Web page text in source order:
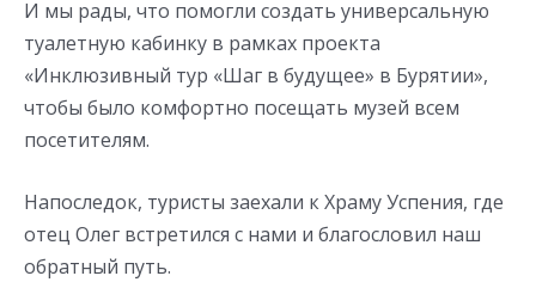
И мы рады, что помогли создать универсальную
туалетную кабинку в рамках проекта
«Инклюзивный тур «Шаг в будущее» в Бурятии»,
чтобы было комфортно посещать музей всем
посетителям.
Напоследок, туристы заехали к Храму Успения, где
отец Олег встретился с нами и благословил наш
обратный путь.